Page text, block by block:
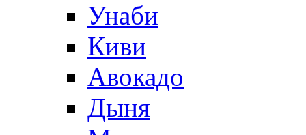
Унаби
Киви
Авокадо
Дыня